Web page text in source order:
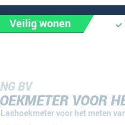
Veilig wonen
BV
VOOR
Lashoekmeter voor het meten